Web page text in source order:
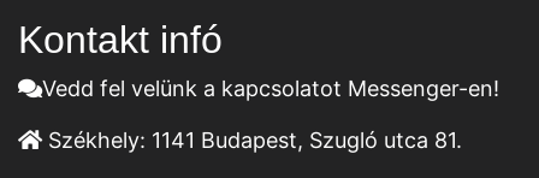
Kontakt infó
Vedd fel velünk a kapcsolatot Messenger-en!
Székhely: 1141 Budapest, Szugló utca 81.